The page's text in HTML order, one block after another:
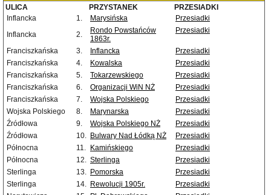
ULICA PRZYSTANEK
PRZESIADKI
Inflancka
1. Marysińska
Przesiadki
Inflancka
2.
Rondo Powstańców
1863r.
Przesiadki
Franciszkańska 3. Inflancka
Przesiadki
Franciszkańska
4. Kowalska
Przesiadki
Franciszkańska
5. Tokarzewskiego
Przesiadki
Franciszkańska
6. Organizacji WiN NŻ
Przesiadki
Franciszkańska
7. Wojska Polskiego
Przesiadki
Wojska Polskiego
8. Marynarska
Przesiadki
Źródłowa
9. Wojska Polskiego NŻ
Przesiadki
Źródłowa
10. Bulwary Nad Łódką NŻ
Przesiadki
Północna
11. Kamińskiego
Przesiadki
Północna
12. Sterlinga
Przesiadki
Sterlinga
13. Pomorska
Przesiadki
Sterlinga
14. Rewolucji 1905r.
Przesiadki